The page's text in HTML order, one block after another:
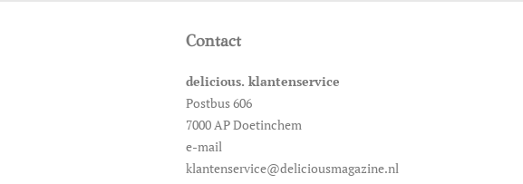
Contact
delicious. klantenservice
Postbus 606
7000 AP Doetinchem
e-mail
klantenservice@deliciousmagazine.nl